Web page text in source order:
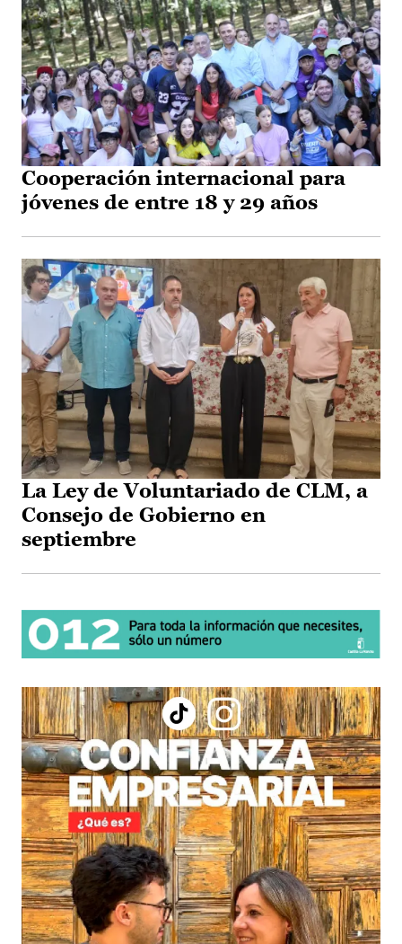
Cooperación internacional para
jóvenes de entre 18 y 29 años
La Ley de Voluntariado de CLM, a
Consejo de Gobierno en
septiembre